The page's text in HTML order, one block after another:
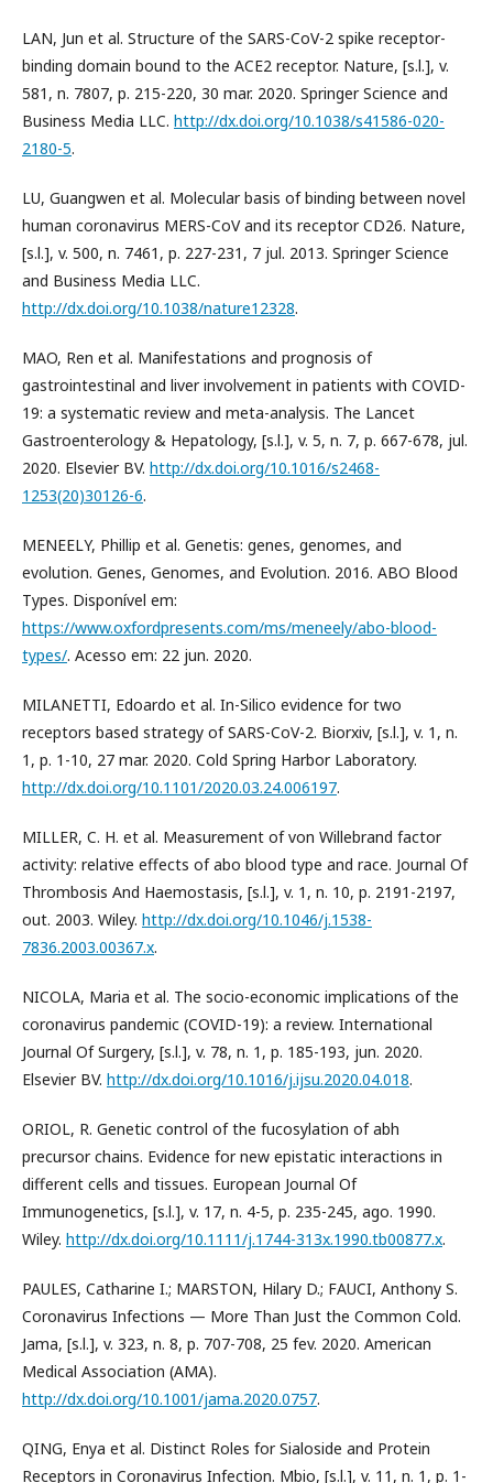
LAN, Jun et al. Structure of the SARS-CoV-2 spike receptor-
binding domain bound to the ACE2 receptor. Nature, [s.l.], v.
581, n. 7807, p. 215-220, 30 mar. 2020. Springer Science and
Business Media LLC. http://dx.doi.org/10.1038/s41586-020-
2180-5.
LU, Guangwen et al. Molecular basis of binding between novel
human coronavirus MERS-CoV and its receptor CD26. Nature,
[s.l.], v. 500, n. 7461, p. 227-231, 7 jul. 2013. Springer Science
and Business Media LLC.
http://dx.doi.org/10.1038/nature12328.
MAO, Ren et al. Manifestations and prognosis of
gastrointestinal and liver involvement in patients with COVID-
19: a systematic review and meta-analysis. The Lancet
Gastroenterology & Hepatology, [s.l.], v. 5, n. 7, p. 667-678, jul.
2020. Elsevier BV. http://dx.doi.org/10.1016/s2468-
1253(20)30126-6.
MENEELY, Phillip et al. Genetis: genes, genomes, and
evolution. Genes, Genomes, and Evolution. 2016. ABO Blood
Types. Disponível em:
https://www.oxfordpresents.com/ms/meneely/abo-blood-
types/. Acesso em: 22 jun. 2020.
MILANETTI, Edoardo et al. In-Silico evidence for two
receptors based strategy of SARS-CoV-2. Biorxiv, [s.l.], v. 1, n.
1, p. 1-10, 27 mar. 2020. Cold Spring Harbor Laboratory.
http://dx.doi.org/10.1101/2020.03.24.006197.
MILLER, C. H. et al. Measurement of von Willebrand factor
activity: relative effects of abo blood type and race. Journal Of
Thrombosis And Haemostasis, [s.l.], v. 1, n. 10, p. 2191-2197,
out. 2003. Wiley. http://dx.doi.org/10.1046/j.1538-
7836.2003.00367.x.
NICOLA, Maria et al. The socio-economic implications of the
coronavirus pandemic (COVID-19): a review. International
Journal Of Surgery, [s.l.], v. 78, n. 1, p. 185-193, jun. 2020.
Elsevier BV. http://dx.doi.org/10.1016/j.ijsu.2020.04.018.
ORIOL, R. Genetic control of the fucosylation of abh
precursor chains. Evidence for new epistatic interactions in
different cells and tissues. European Journal Of
Immunogenetics, [s.l.], v. 17, n. 4-5, p. 235-245, ago. 1990.
Wiley. http://dx.doi.org/10.1111/j.1744-313x.1990.tb00877.x.
PAULES, Catharine I.; MARSTON, Hilary D.; FAUCI, Anthony S.
Coronavirus Infections — More Than Just the Common Cold.
Jama, [s.l.], v. 323, n. 8, p. 707-708, 25 fev. 2020. American
Medical Association (AMA).
http://dx.doi.org/10.1001/jama.2020.0757.
QING, Enya et al. Distinct Roles for Sialoside and Protein
Receptors in Coronavirus Infection. Mbio, [s.l.], v. 11, n. 1, p. 1-